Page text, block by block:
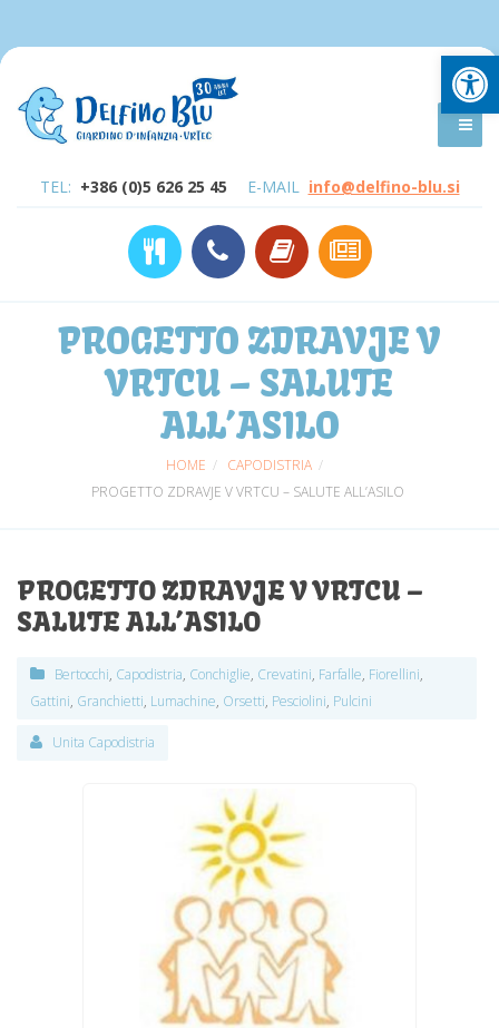
TEL: +386 (0)5 626 25 45 E-MAIL info@delfino-blu.si
PROGETTO ZDRAVJE V
VRTCU – SALUTE
ALL’ASILO
HOME
CAPODISTRIA
PROGETTO ZDRAVJE V VRTCU – SALUTE ALL’ASILO
PROGETTO ZDRAVJE V VRTCU –
SALUTE ALL’ASILO
Bertocchi, Capodistria, Conchiglie, Crevatini, Farfalle, Fiorellini,
Gattini, Granchietti, Lumachine, Orsetti, Pesciolini, Pulcini
Unita Capodistria